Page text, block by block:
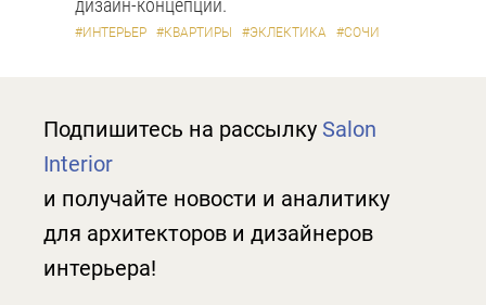
дизайн-концепции.
#ИНТЕРЬЕР #КВАРТИРЫ #ЭКЛЕКТИКА #СОЧИ
Подпишитесь на рассылку Salon
Interior
и получайте новости и аналитику
для архитекторов и дизайнеров
интерьера!